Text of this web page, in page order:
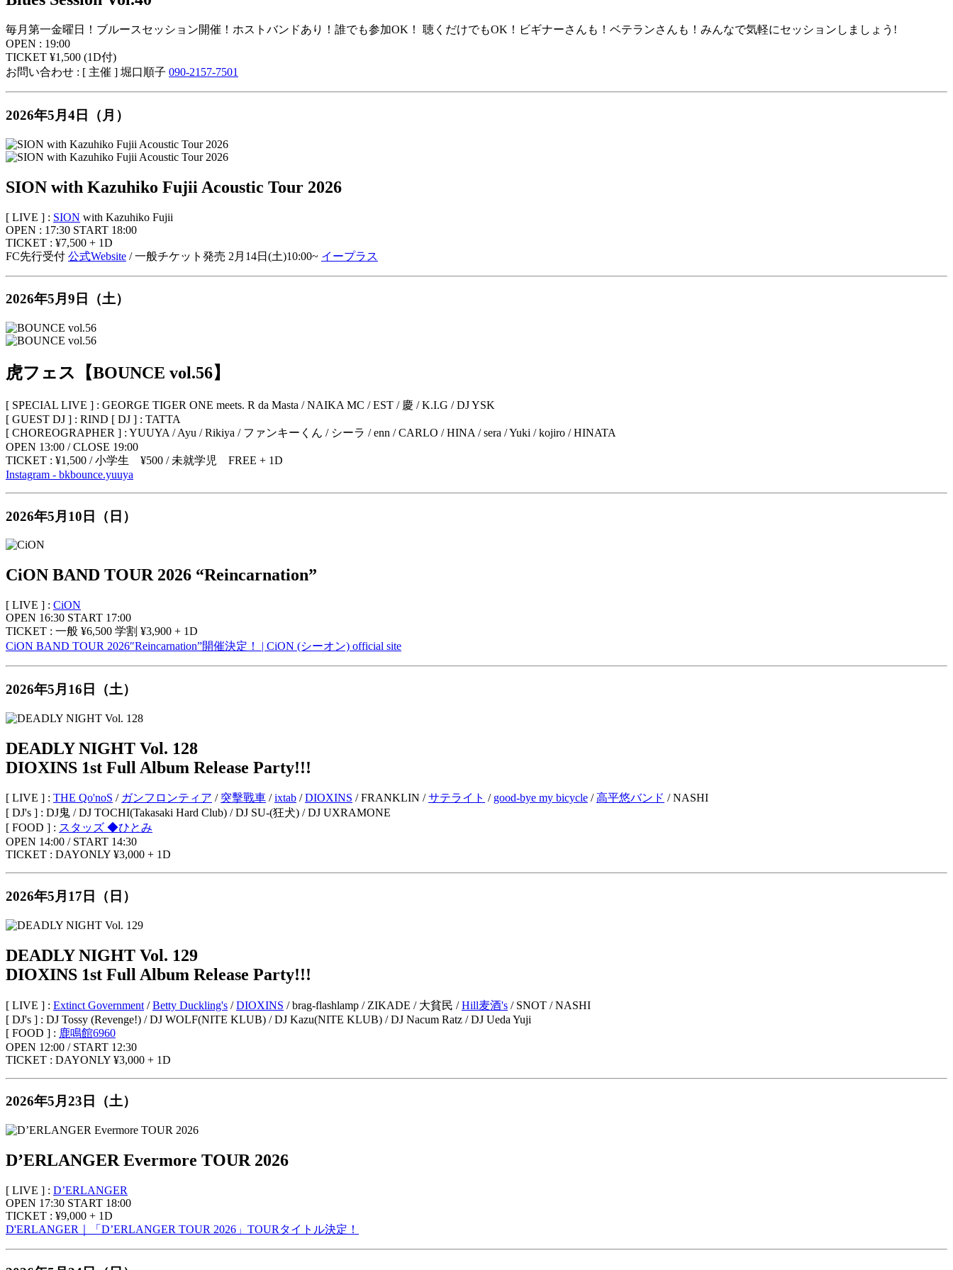
毎月第一金曜日！ブルースセッション開催！ホストバンドあり！誰でも参加OK！ 聴くだけでもOK！ビギナーさんも！ベテランさんも！みんなで気軽にセッションしましょう!
OPEN : 19:00
TICKET ¥1,500 (1D付)
お問い合わせ : [ 主催 ] 堀口順子 090-2157-7501
2026年5月4日（月）
SION with Kazuhiko Fujii Acoustic Tour 2026
[ LIVE ] : SION with Kazuhiko Fujii
OPEN : 17:30 START 18:00
TICKET : ¥7,500 + 1D
FC先行受付 公式Website / 一般チケット発売 2月14日(土)10:00~ イープラス
2026年5月9日（土）
虎フェス【BOUNCE vol.56】
[ SPECIAL LIVE ] : GEORGE TIGER ONE meets. R da Masta / NAIKA MC / EST / 慶 / K.I.G / DJ YSK
[ GUEST DJ ] : RIND [ DJ ] : TATTA
[ CHOREOGRAPHER ] : YUUYA / Ayu / Rikiya / ファンキーくん / シーラ / enn / CARLO / HINA / sera / Yuki / kojiro / HINATA
OPEN 13:00 / CLOSE 19:00
TICKET : ¥1,500 / 小学生 ¥500 / 未就学児 FREE + 1D
Instagram - bkbounce.yuuya
2026年5月10日（日）
CiON BAND TOUR 2026 “Reincarnation”
[ LIVE ] : CiON
OPEN 16:30 START 17:00
TICKET : 一般 ¥6,500 学割 ¥3,900 + 1D
CiON BAND TOUR 2026″Reincarnation”開催決定！ | CiON (シーオン) official site
2026年5月16日（土）
DEADLY NIGHT Vol. 128
DIOXINS 1st Full Album Release Party!!!
[ LIVE ] : THE Qo'noS / ガンフロンティア / 突擊戰車 /ixtab /DIOXINS / FRANKLIN /サテライト / good-bye my bicycle / 高平悠バンド / NASHI
[ DJ's ] : DJ鬼 / DJ TOCHI(Takasaki Hard Club) / DJ SU-(狂犬) / DJ UXRAMONE
[ FOOD ] : スタッズ ◆ひとみ
OPEN 14:00 / START 14:30
TICKET : DAYONLY ¥3,000 + 1D
2026年5月17日（日）
DEADLY NIGHT Vol. 129
DIOXINS 1st Full Album Release Party!!!
[ LIVE ] : Extinct Government /Betty Duckling's /DIOXINS / brag-flashlamp / ZIKADE / 大貧民 /Hill麦酒's / SNOT / NASHI
[ DJ's ] : DJ Tossy (Revenge!) / DJ WOLF(NITE KLUB) / DJ Kazu(NITE KLUB) / DJ Nacum Ratz / DJ Ueda Yuji
[ FOOD ] : 鹿鳴館6960
OPEN 12:00 / START 12:30
TICKET : DAYONLY ¥3,000 + 1D
2026年5月23日（土）
D’ERLANGER Evermore TOUR 2026
[ LIVE ] : D’ERLANGER
OPEN 17:30 START 18:00
TICKET : ¥9,000 + 1D
D'ERLANGER｜「D’ERLANGER TOUR 2026」TOURタイトル決定！